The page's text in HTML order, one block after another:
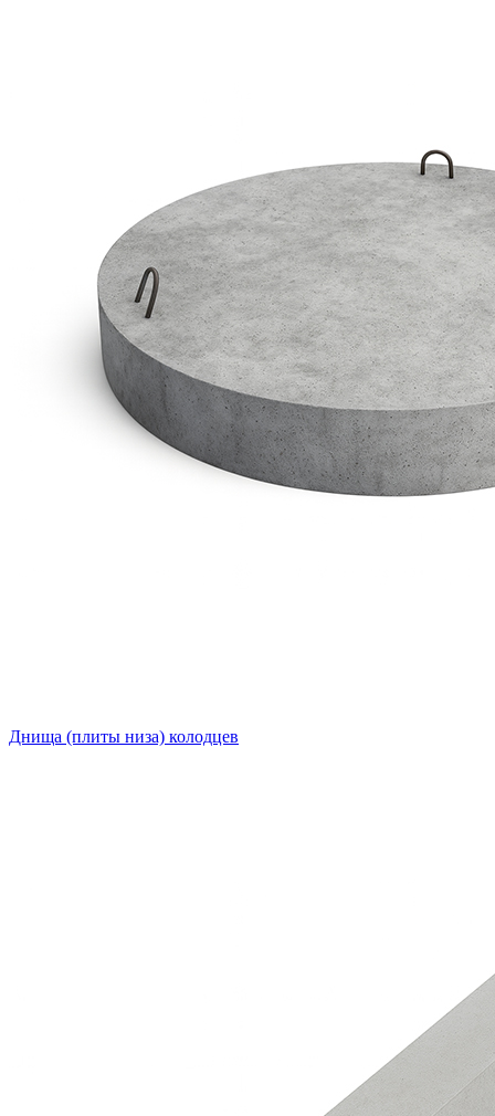
Днища (плиты низа) колодцев